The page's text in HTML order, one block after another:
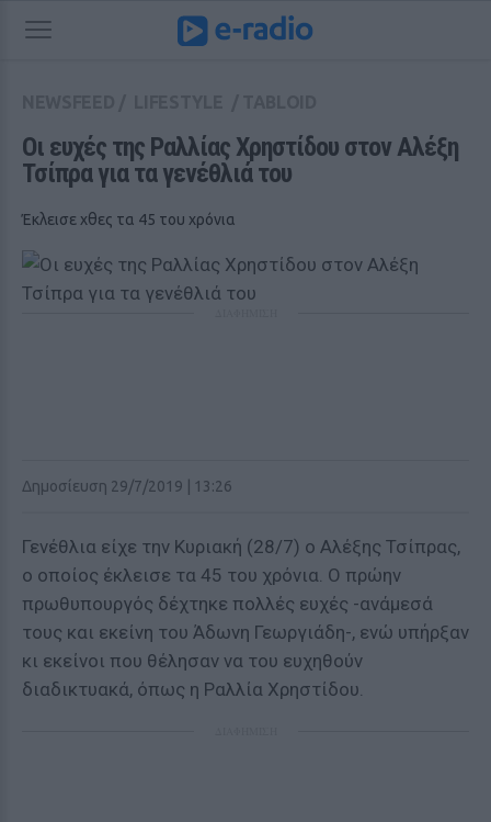
Οι ευχές της Ραλλίας Χρηστίδου στον Αλέξη
Τσίπρα για τα γενέθλιά του
Έκλεισε χθες τα 45 του χρόνια
Δημοσίευση 29/7/2019 | 13:26
Γενέθλια είχε την Κυριακή (28/7) ο Αλέξης Τσίπρας,
ο οποίος έκλεισε τα 45 του χρόνια. Ο πρώην
πρωθυπουργός δέχτηκε πολλές ευχές -ανάμεσά
τους και εκείνη του Άδωνη Γεωργιάδη-, ενώ υπήρξαν
κι εκείνοι που θέλησαν να του ευχηθούν
διαδικτυακά, όπως η Ραλλία Χρηστίδου.